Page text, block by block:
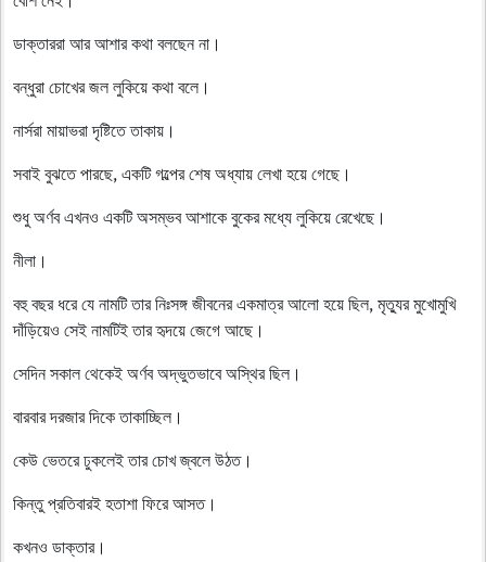
ডাক্তাররা আর আশার কথা বলছেন না।
বন্ধুরা চোখের জল লুকিয়ে কথা বলে।
নার্সরা মায়াভরা দৃষ্টিতে তাকায়।
সবাই বুঝতে পারছে, একটি গল্পের শেষ অধ্যায় লেখা হয়ে গেছে।
শুধু অর্ণব এখনও একটি অসম্ভব আশাকে বুকের মধ্যে লুকিয়ে রেখেছে।
নীলা।
বহু বছর ধরে যে নামটি তার নিঃসঙ্গ জীবনের একমাত্র আলো হয়ে ছিল, মৃত্যুর মুখোমুখি
দাঁড়িয়েও সেই নামটিই তার হৃদয়ে জেগে আছে।
সেদিন সকাল থেকেই অর্ণব অদ্ভুতভাবে অস্থির ছিল।
বারবার দরজার দিকে তাকাচ্ছিল।
কেউ ভেতরে ঢুকলেই তার চোখ জ্বলে উঠত।
কিন্তু প্রতিবারই হতাশা ফিরে আসত।
কখনও ডাক্তার।